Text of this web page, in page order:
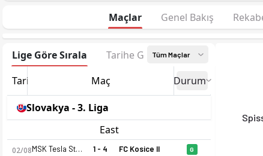
Maçlar Genel Bakış
Lige Göre Sırala Tarihe Göre Sırala
Tüm Maçlar
Tarih Maç Durum
Slovakya - 3. Liga
East
02/08 MSK Tesla Stropkov 1 - 4 FC Kosice II G